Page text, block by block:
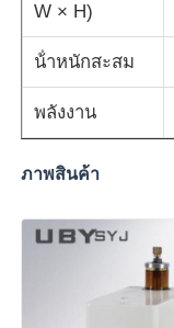
W × H)
น้ําหนักสะสม
พลังงาน
ภาพสินค้า